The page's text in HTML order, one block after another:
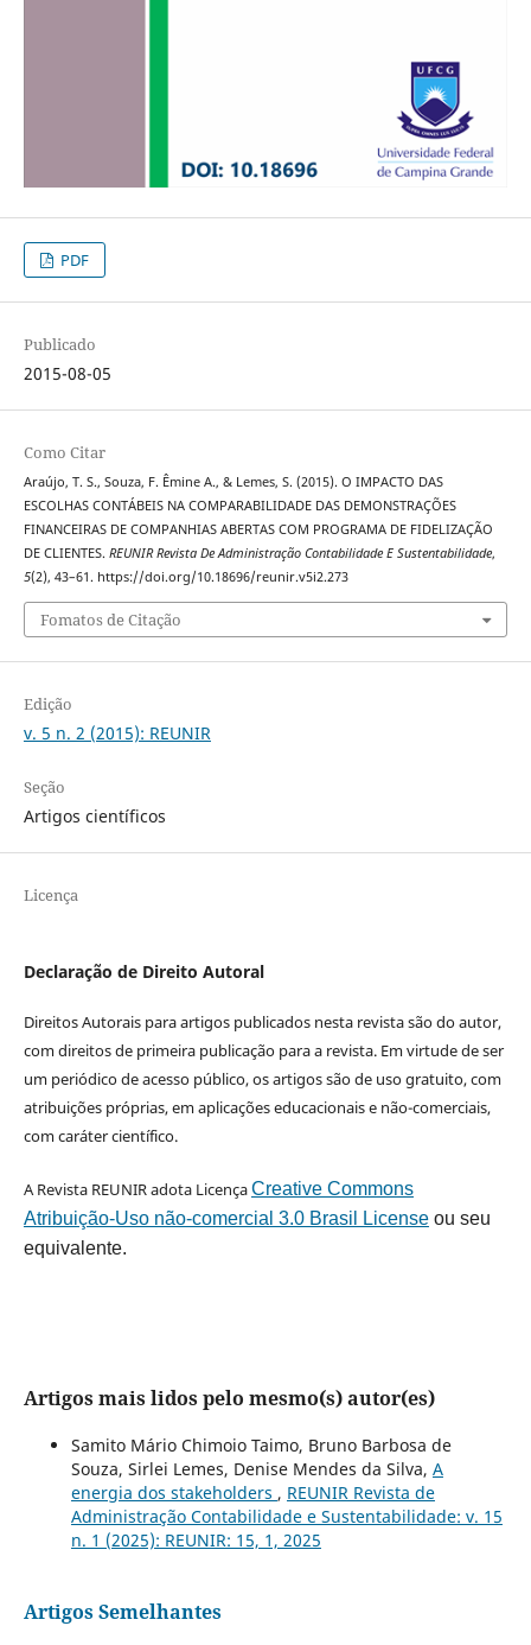
PDF
Publicado
2015-08-05
Como Citar
Araújo, T. S., Souza, F. Êmine A., & Lemes, S. (2015). O IMPACTO DAS
ESCOLHAS CONTÁBEIS NA COMPARABILIDADE DAS DEMONSTRAÇÕES
FINANCEIRAS DE COMPANHIAS ABERTAS COM PROGRAMA DE FIDELIZAÇÃO
DE CLIENTES. REUNIR Revista De Administração Contabilidade E Sustentabilidade,
5(2), 43–61. https://doi.org/10.18696/reunir.v5i2.273
Fomatos de Citação
Edição
v. 5 n. 2 (2015): REUNIR
Seção
Artigos científicos
Licença
Declaração de Direito Autoral
Direitos Autorais para artigos publicados nesta revista são do autor,
com direitos de primeira publicação para a revista. Em virtude de ser
um periódico de acesso público, os artigos são de uso gratuito, com
atribuições próprias, em aplicações educacionais e não-comerciais,
com caráter científico.
A Revista REUNIR adota LicençaCreative Commons
Atribuição-Uso não-comercial 3.0 Brasil Licenseou seu
equivalente.
Artigos mais lidos pelo mesmo(s) autor(es)
Samito Mário Chimoio Taimo, Bruno Barbosa de
Souza, Sirlei Lemes, Denise Mendes da Silva, A
energia dos stakeholders , REUNIR Revista de
Administração Contabilidade e Sustentabilidade: v. 15
n. 1 (2025): REUNIR: 15, 1, 2025
Artigos Semelhantes